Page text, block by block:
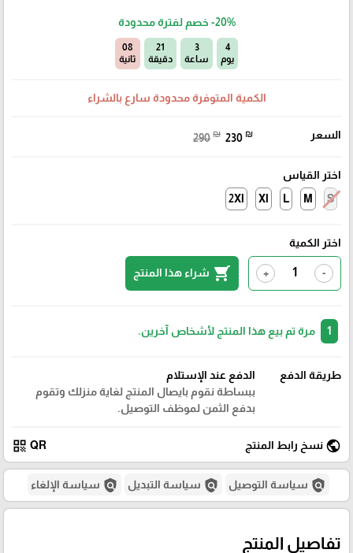
-20% خصم لفترة محدودة
4
يوم
3
ساعة
21
دقيقة
06
ثانية
الكمية المتوفرة محدودة سارع بالشراء
السعر 290 ₪ 230 ₪
اختر القياس
S
M
L
Xl
2Xl
اختر الكمية
-
+
shopping_cart شراء هذا المنتج
مرة تم بيع هذا المنتج لأشخاص آخرين.
طريقة الدفع
الدفع عند الإستلام
ببساطة نقوم بايصال المنتج لغاية منزلك وتقوم
بدفع الثمن لموظف التوصيل.
public نسخ رابط المنتج QR
qr_code
policy سياسة التوصيل policy سياسة التبديل policy سياسة الإلغاء
تفاصيل المنتج